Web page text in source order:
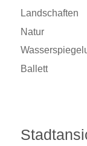
Landschaften
Natur
Ballett